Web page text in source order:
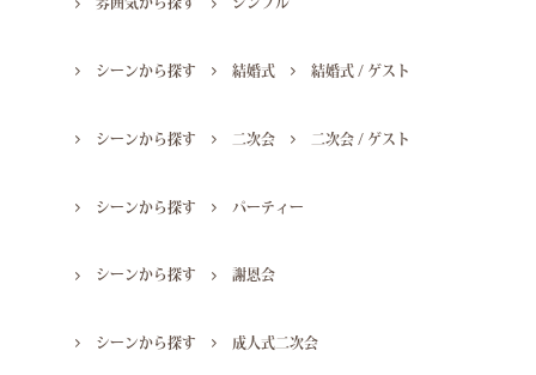
シーンから探す 結婚式 結婚式 / ゲスト
シーンから探す 二次会 二次会 / ゲスト
シーンから探す パーティー
シーンから探す 謝恩会
シーンから探す 成人式二次会